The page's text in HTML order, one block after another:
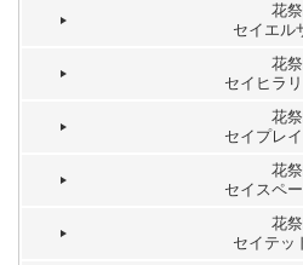
花
セイエル
花
セイヒラ
花
セイプレ
花
セイスペ
花
セイテッ